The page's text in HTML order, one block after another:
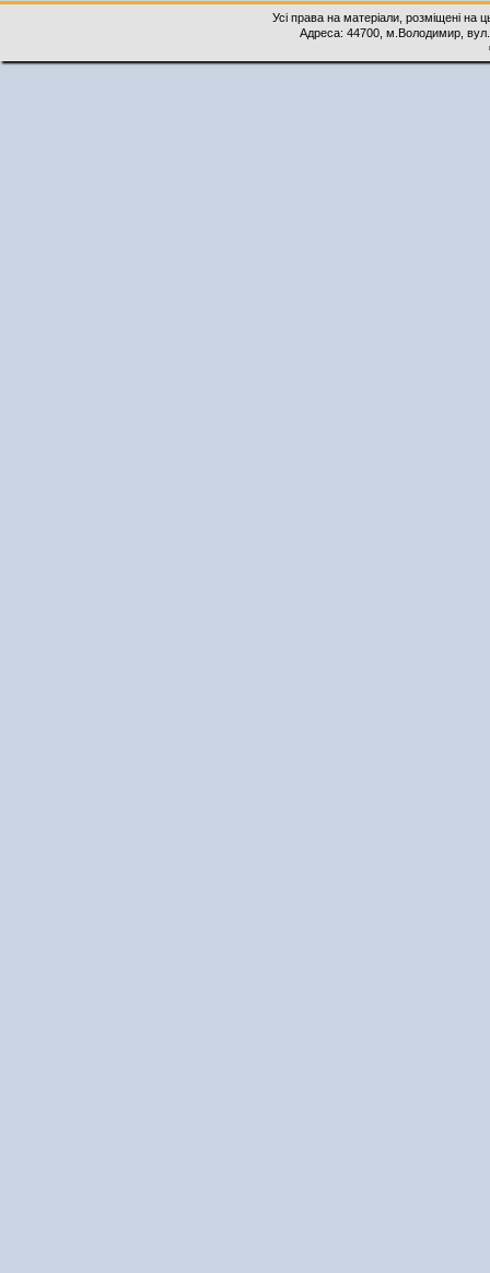
Усі права на матеріали, розміщені на
Адреса: 44700, м.Володимир,